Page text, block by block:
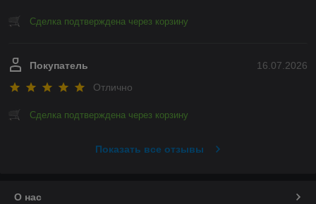
Сделка подтверждена через корзину
16.07.2026
Покупатель
Отлично
Сделка подтверждена через корзину
Показать все отзывы
О нас